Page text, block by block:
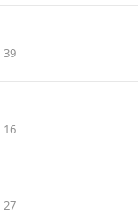
조회수
39
조회수
16
조회수
27